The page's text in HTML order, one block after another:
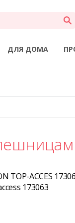
ДЛЯ ДОМА
TOP-ACCES
173063